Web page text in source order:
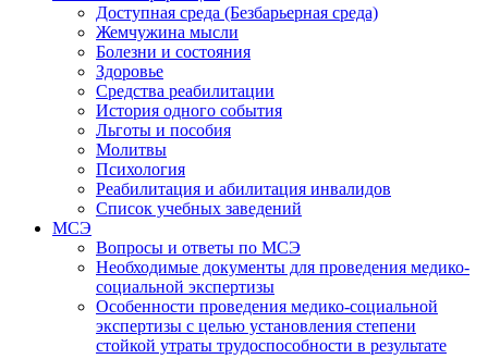
Доступная среда (Безбарьерная среда)
Жемчужина мысли
Болезни и состояния
Здоровье
Средства реабилитации
История одного события
Льготы и пособия
Молитвы
Психология
Реабилитация и абилитация инвалидов
Список учебных заведений
МСЭ
Вопросы и ответы по МСЭ
Необходимые документы для проведения медико-
социальной экспертизы
Особенности проведения медико-социальной
экспертизы с целью установления степени
стойкой утраты трудоспособности в результате